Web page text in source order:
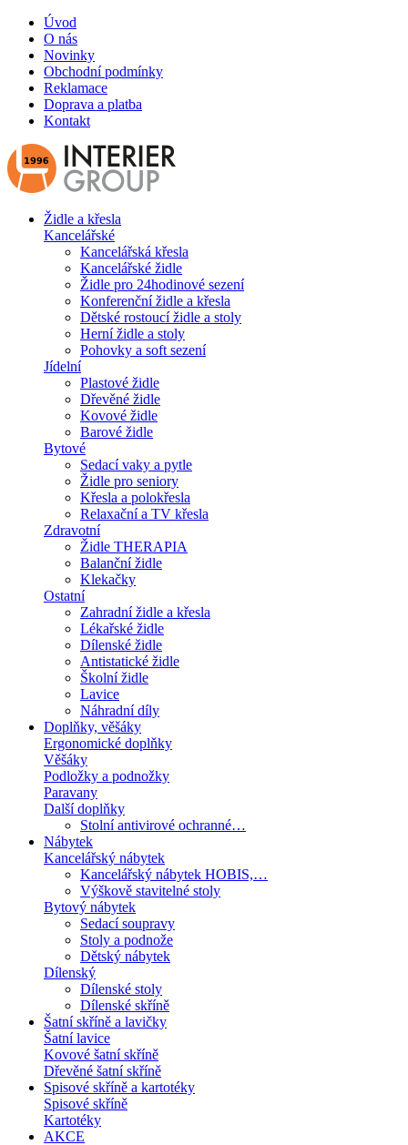
Úvod
O nás
Novinky
Obchodní podmínky
Reklamace
Doprava a platba
Kontakt
Židle a křesla
Kancelářské
Kancelářská křesla
Kancelářské židle
Židle pro 24hodinové sezení
Konferenční židle a křesla
Dětské rostoucí židle a stoly
Herní židle a stoly
Pohovky a soft sezení
Jídelní
Plastové židle
Dřevěné židle
Kovové židle
Barové židle
Bytové
Sedací vaky a pytle
Židle pro seniory
Křesla a polokřesla
Relaxační a TV křesla
Zdravotní
Židle THERAPIA
Balanční židle
Klekačky
Ostatní
Zahradní židle a křesla
Lékařské židle
Dílenské židle
Antistatické židle
Školní židle
Lavice
Náhradní díly
Doplňky, věšáky
Ergonomické doplňky
Věšáky
Podložky a podnožky
Paravany
Další doplňky
Stolní antivirové ochranné…
Nábytek
Kancelářský nábytek
Kancelářský nábytek HOBIS,…
Výškově stavitelné stoly
Bytový nábytek
Sedací soupravy
Stoly a podnože
Dětský nábytek
Dílenský
Dílenské stoly
Dílenské skříně
Šatní skříně a lavičky
Šatní lavice
Kovové šatní skříně
Dřevěné šatní skříně
Spisové skříně a kartotéky
Spisové skříně
Kartotéky
AKCE